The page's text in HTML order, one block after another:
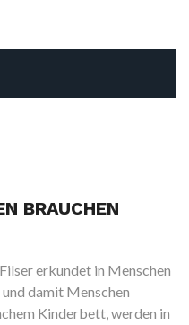
BRAUCHEN
erkundet in Menschen
damit Menschen
Kinderbett, werden in